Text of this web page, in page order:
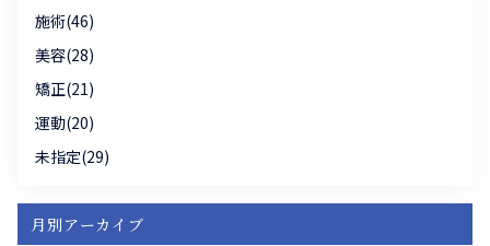
施術(46)
美容(28)
矯正(21)
運動(20)
未指定(29)
月別アーカイブ